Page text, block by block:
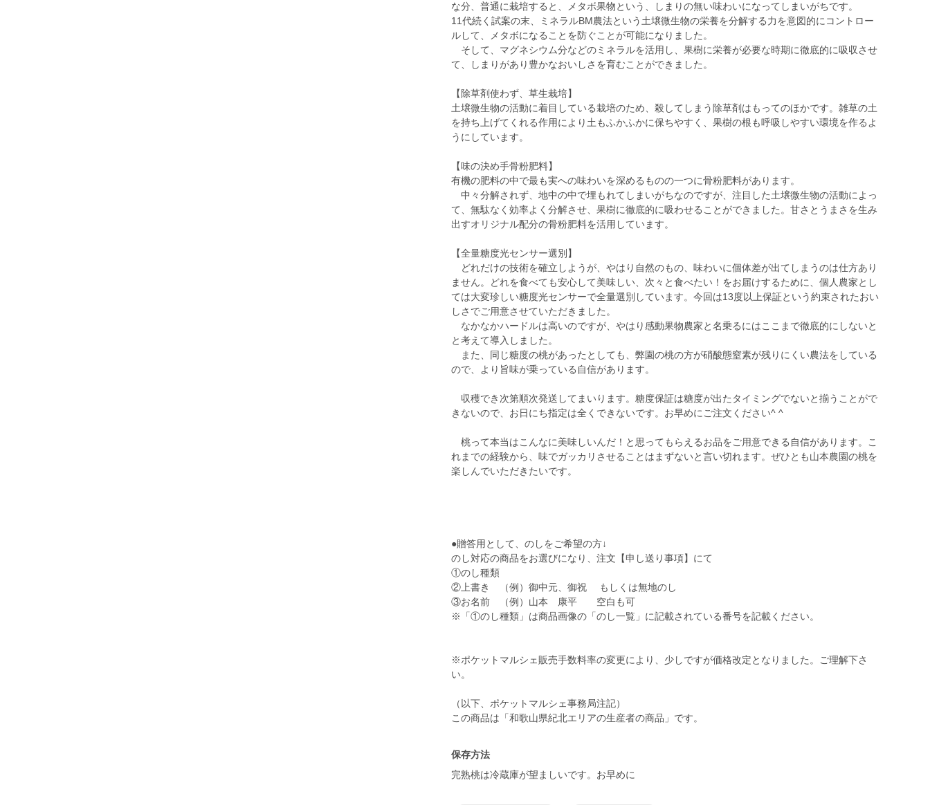
な分、普通に栽培すると、メタボ果物という、しまりの無い味わいになってしまいがちです。
11代続く試案の末、ミネラルBM農法という土壌微生物の栄養を分解する力を意図的にコントロー
ルして、メタボになることを防ぐことが可能になりました。
そして、マグネシウム分などのミネラルを活用し、果樹に栄養が必要な時期に徹底的に吸収させ
て、しまりがあり豊かなおいしさを育むことができました。
【除草剤使わず、草生栽培】
土壌微生物の活動に着目している栽培のため、殺してしまう除草剤はもってのほかです。雑草の土
を持ち上げてくれる作用により土もふかふかに保ちやすく、果樹の根も呼吸しやすい環境を作るよ
うにしています。
【味の決め手骨粉肥料】
有機の肥料の中で最も実への味わいを深めるものの一つに骨粉肥料があります。
中々分解されず、地中の中で埋もれてしまいがちなのですが、注目した土壌微生物の活動によっ
て、無駄なく効率よく分解させ、果樹に徹底的に吸わせることができました。甘さとうまさを生み
出すオリジナル配分の骨粉肥料を活用しています。
【全量糖度光センサー選別】
どれだけの技術を確立しようが、やはり自然のもの、味わいに個体差が出てしまうのは仕方あり
ません。どれを食べても安心して美味しい、次々と食べたい！をお届けするために、個人農家とし
ては大変珍しい糖度光センサーで全量選別しています。今回は13度以上保証という約束されたおい
しさでご用意させていただきました。
なかなかハードルは高いのですが、やはり感動果物農家と名乗るにはここまで徹底的にしないと
と考えて導入しました。
また、同じ糖度の桃があったとしても、弊園の桃の方が硝酸態窒素が残りにくい農法をしている
ので、より旨味が乗っている自信があります。
収穫でき次第順次発送してまいります。糖度保証は糖度が出たタイミングでないと揃うことがで
きないので、お日にち指定は全くできないです。お早めにご注文ください^ ^
桃って本当はこんなに美味しいんだ！と思ってもらえるお品をご用意できる自信があります。こ
れまでの経験から、味でガッカリさせることはまずないと言い切れます。ぜひとも山本農園の桃を
楽しんでいただきたいです。
●贈答用として、のしをご希望の方↓
のし対応の商品をお選びになり、注文【申し送り事項】にて
①のし種類
②上書き （例）御中元、御祝 もしくは無地のし
③お名前 （例）山本 康平 空白も可
※「①のし種類」は商品画像の「のし一覧」に記載されている番号を記載ください。
※ポケットマルシェ販売手数料率の変更により、少しですが価格改定となりました。ご理解下さ
い。
（以下、ポケットマルシェ事務局注記）
この商品は「和歌山県紀北エリアの生産者の商品」です。
保存方法
完熟桃は冷蔵庫が望ましいです。お早めに